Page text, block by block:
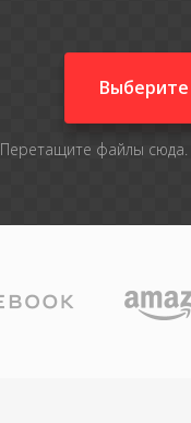
Перетащите файлы